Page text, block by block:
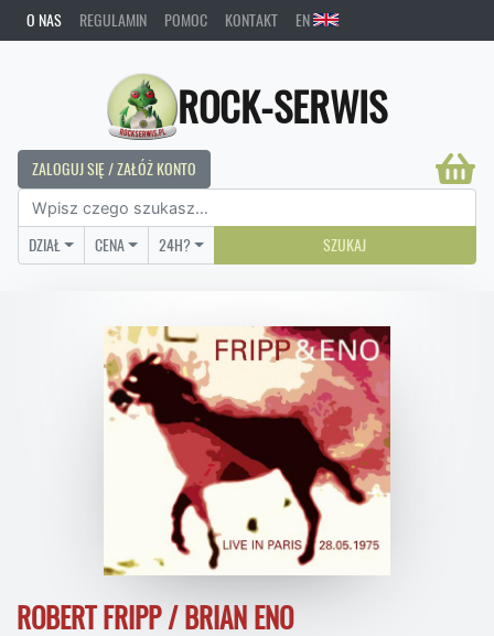
O NAS REGULAMIN POMOC KONTAKT EN
ROCK-SERWIS
ZALOGUJ SIĘ / ZAŁÓŻ KONTO
DZIAŁ CENA 24H? SZUKAJ
ROBERT FRIPP / BRIAN ENO